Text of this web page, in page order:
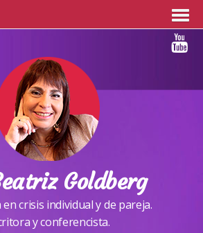
Goldberg
en crisis individual y de pareja.
y conferencista.